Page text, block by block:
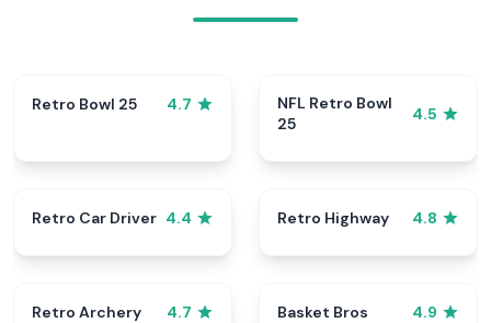
Retro Bowl 25 4.7
NFL Retro Bowl
25
4.5
Retro Car Driver 4.4 Retro Highway 4.8
Retro Archery 4.7 Basket Bros 4.9